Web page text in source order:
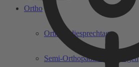
Ortho
Orthopädiesprechtag
Semi-Orthopädische Einlagen